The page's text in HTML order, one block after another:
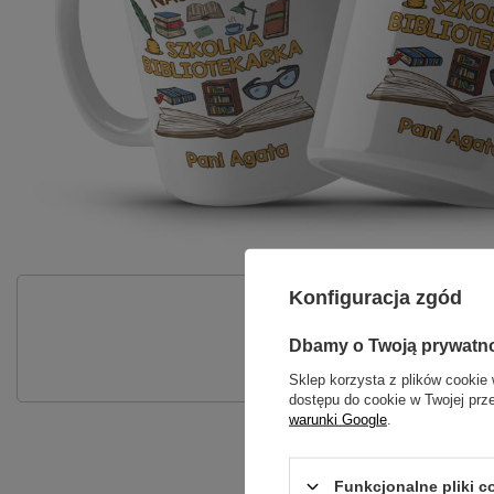
Zadaj pytanie a my odpowiemy
Konfiguracja zgód
Dbamy o Twoją
Sklep korzysta z plików cookie
dostępu do cookie w Twojej
warunki Google
Funkcjonalne pliki